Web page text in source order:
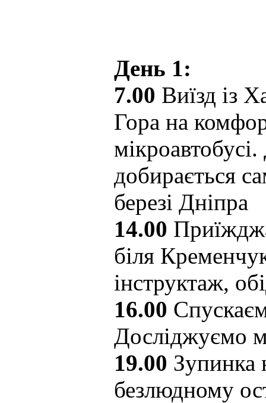
День 1:
7.00 Виїзд із
Гора на
добирається
березі Дніпра
14.00
біля
інструктаж,
16.00
Досліджуємо
19.00 Зупинка
безлюдному